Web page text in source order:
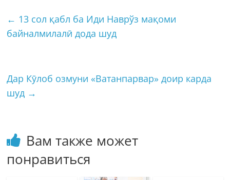
← 13 сол қабл ба Иди Наврўз мақоми
байналмилалӣ дода шуд
Дар Кӯлоб озмуни «Ватанпарвар» доир карда
шуд →
Вам также может
понравиться